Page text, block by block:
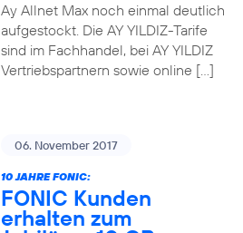
Ay Allnet Max noch einmal deutlich
aufgestockt. Die AY YILDIZ-Tarife
sind im Fachhandel, bei AY YILDIZ
Vertriebspartnern sowie online […]
06. November 2017
10 JAHRE FONIC:
FONIC Kunden
erhalten zum